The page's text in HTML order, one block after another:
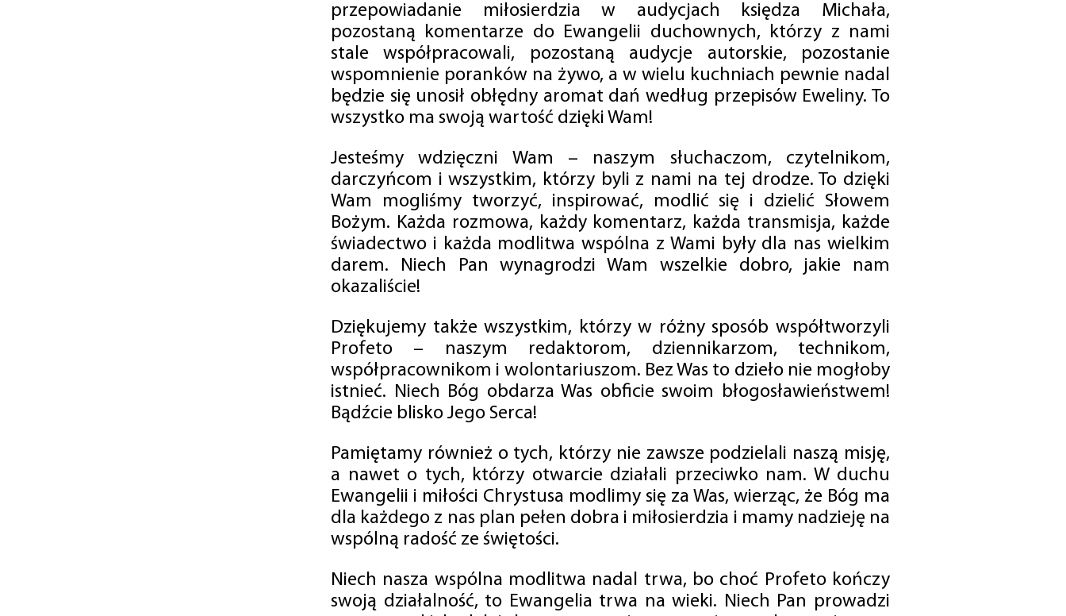
przepowiadanie miłosierdzia w audycjach księdza Michała,
pozostaną komentarze do Ewangelii duchownych, którzy z nami
stale współpracowali, pozostaną audycje autorskie, pozostanie
wspomnienie poranków na żywo, a w wielu kuchniach pewnie nadal
będzie się unosił obłędny aromat dań według przepisów Eweliny. To
wszystko ma swoją wartość dzięki Wam!
Jesteśmy wdzięczni Wam – naszym słuchaczom, czytelnikom,
darczyńcom i wszystkim, którzy byli z nami na tej drodze. To dzięki
Wam mogliśmy tworzyć, inspirować, modlić się i dzielić Słowem
Bożym. Każda rozmowa, każdy komentarz, każda transmisja, każde
świadectwo i każda modlitwa wspólna z Wami były dla nas wielkim
darem. Niech Pan wynagrodzi Wam wszelkie dobro, jakie nam
okazaliście!
Dziękujemy także wszystkim, którzy w różny sposób współtworzyli
Profeto – naszym redaktorom, dziennikarzom, technikom,
współpracownikom i wolontariuszom. Bez Was to dzieło nie mogłoby
istnieć. Niech Bóg obdarza Was obficie swoim błogosławieństwem!
Bądźcie blisko Jego Serca!
Pamiętamy również o tych, którzy nie zawsze podzielali naszą misję,
a nawet o tych, którzy otwarcie działali przeciwko nam. W duchu
Ewangelii i miłości Chrystusa modlimy się za Was, wierząc, że Bóg ma
dla każdego z nas plan pełen dobra i miłosierdzia i mamy nadzieję na
wspólną radość ze świętości.
Niech nasza wspólna modlitwa nadal trwa, bo choć Profeto kończy
swoją działalność, to Ewangelia trwa na wieki. Niech Pan prowadzi